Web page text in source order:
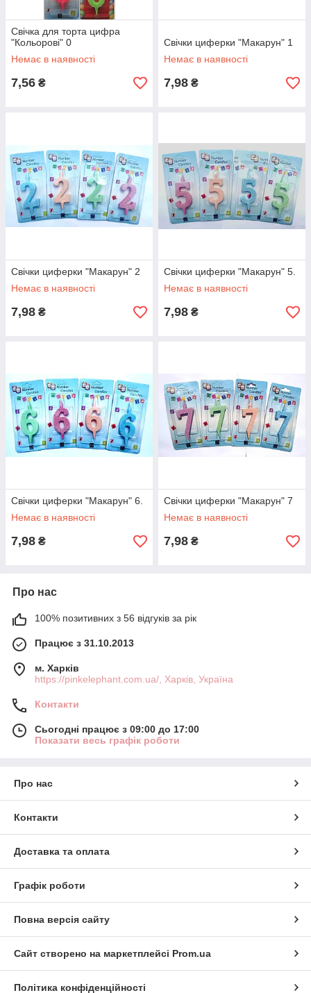
Свічка для торта цифра
"Кольорові" 0
Немає в наявності
7,56 ₴
Свічки циферки "Макарун" 1
Немає в наявності
7,98 ₴
Свічки циферки "Макарун" 2
Немає в наявності
7,98 ₴
Свічки циферки "Макарун" 5.
Немає в наявності
7,98 ₴
Свічки циферки "Макарун" 6.
Немає в наявності
7,98 ₴
Свічки циферки "Макарун" 7
Немає в наявності
7,98 ₴
Про нас
100% позитивних з 56 відгуків за рік
Працює з 31.10.2013
м. Харків
https://pinkelephant.com.ua/, Харків, Україна
Контакти
Сьогодні працює з 09:00 до 17:00
Показати весь графік роботи
Про нас
Контакти
Доставка та оплата
Графік роботи
Повна версія сайту
Сайт створено на маркетплейсі Prom.ua
Політика конфіденційності